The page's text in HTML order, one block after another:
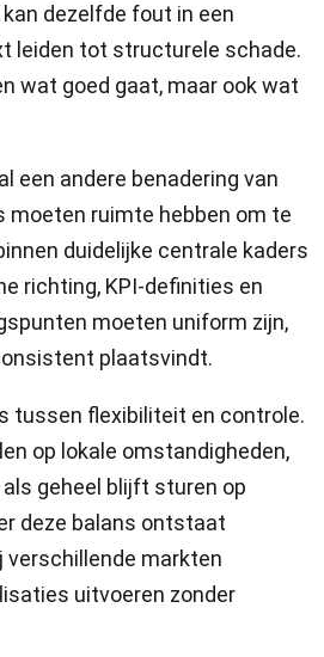
dezelfde fout in een
leiden tot structurele schade.
wat goed gaat, maar ook wat
een andere benadering van
moeten ruimte hebben om te
duidelijke centrale kaders
richting, KPI-definities en
moeten uniform zijn,
plaatsvindt.
tussen flexibiliteit en controle.
op lokale omstandigheden,
geheel blijft sturen op
deze balans ontstaat
markten
uitvoeren zonder